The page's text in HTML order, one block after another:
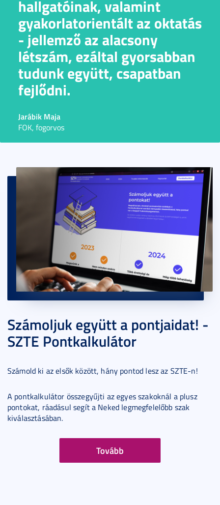
hallgatóinak, valamint
gyakorlatorientált az oktatás
- jellemző az alacsony
létszám, ezáltal gyorsabban
tudunk együtt, csapatban
fejlődni.
Jarábik Maja
FOK, fogorvos
Számoljuk együtt a pontjaidat! -
SZTE Pontkalkulátor
Számold ki az elsők között, hány pontod lesz az SZTE-n!
A pontkalkulátor összegyűjti az egyes szakoknál a plusz
pontokat, ráadásul segít a Neked legmegfelelőbb szak
kiválasztásában.
Tovább